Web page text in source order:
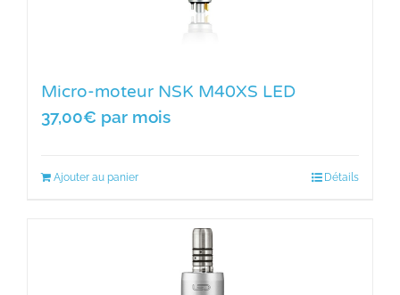
Micro-moteur NSK M40XS LED
37,00€ par mois
Ajouter au panier Détails